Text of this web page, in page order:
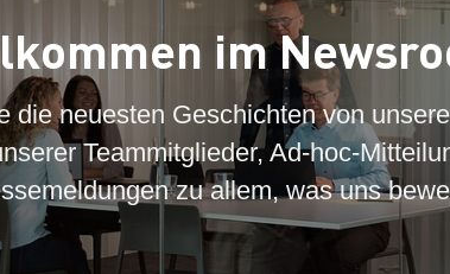
im
die neuesten Geschichten von
Teammitglieder, Ad-hoc-
zu allem, was uns